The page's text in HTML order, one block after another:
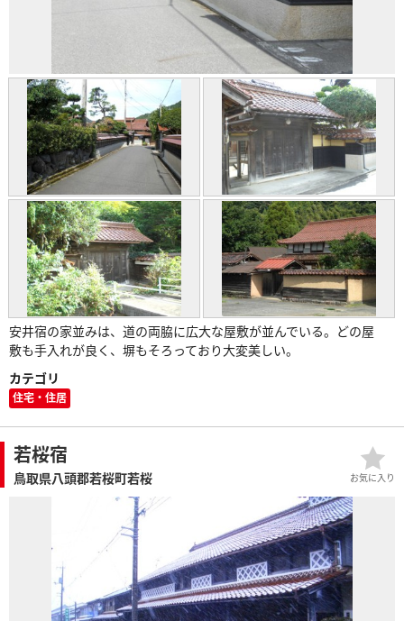
安井宿の家並みは、道の両脇に広大な屋敷が並んでいる。どの屋
敷も手入れが良く、塀もそろっており大変美しい。
カテゴリ
住宅・住居
若桜宿
鳥取県八頭郡若桜町若桜 お気に入り